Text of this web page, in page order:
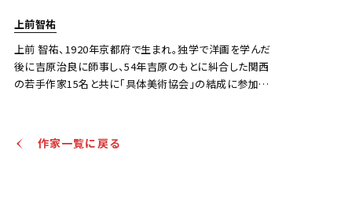
上前智祐
上前 智祐、1920年京都府で生まれ。独学で洋画を学んだ
後に吉原治良に師事し、54年吉原のもとに糾合した関西
の若手作家15名と共に「具体美術協会」の結成に参加。
1950年代の具体グループ」（ローマ国立近代美術館）、
2012年「Painting the Void（虚空・終焉を描く） 1949-
作家一覧に戻る